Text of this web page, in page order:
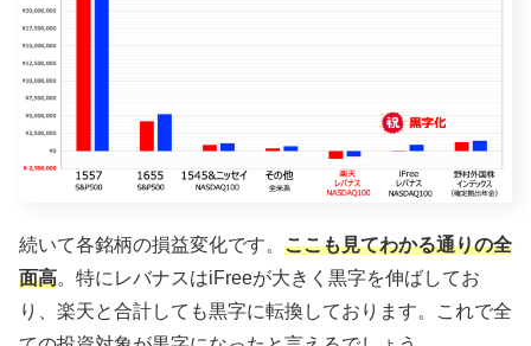
続いて各銘柄の損益変化です。 ここも見てわかる通りの全
面高。特にレバナスはiFreeが大きく黒字を伸ばしてお
り、楽天と合計しても黒字に転換しております。これで全